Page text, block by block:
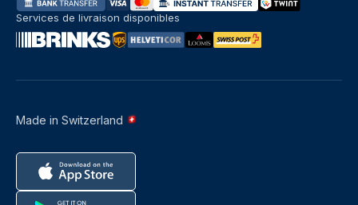
Made in Switzerland
Services de livraison disponibles